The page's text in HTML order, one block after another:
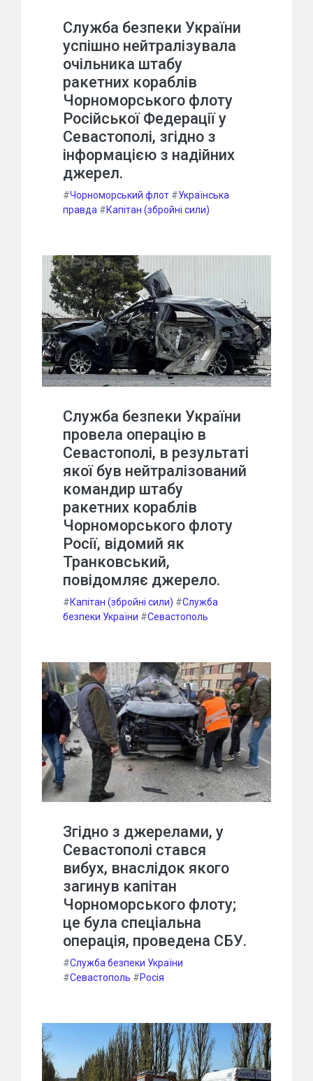
Служба безпеки України
успішно нейтралізувала
очільника штабу
ракетних кораблів
Чорноморського флоту
Російської Федерації у
Севастополі, згідно з
інформацією з надійних
джерел.
#Чорноморський флот #Українська
правда #Капітан (збройні сили)
Служба безпеки України
провела операцію в
Севастополі, в результаті
якої був нейтралізований
командир штабу
ракетних кораблів
Чорноморського флоту
Росії, відомий як
Транковський,
повідомляє джерело.
#Капітан (збройні сили) #Служба
безпеки України #Севастополь
Згідно з джерелами, у
Севастополі стався
вибух, внаслідок якого
загинув капітан
Чорноморського флоту;
це була спеціальна
операція, проведена СБУ.
#Служба безпеки України
#Севастополь #Росія